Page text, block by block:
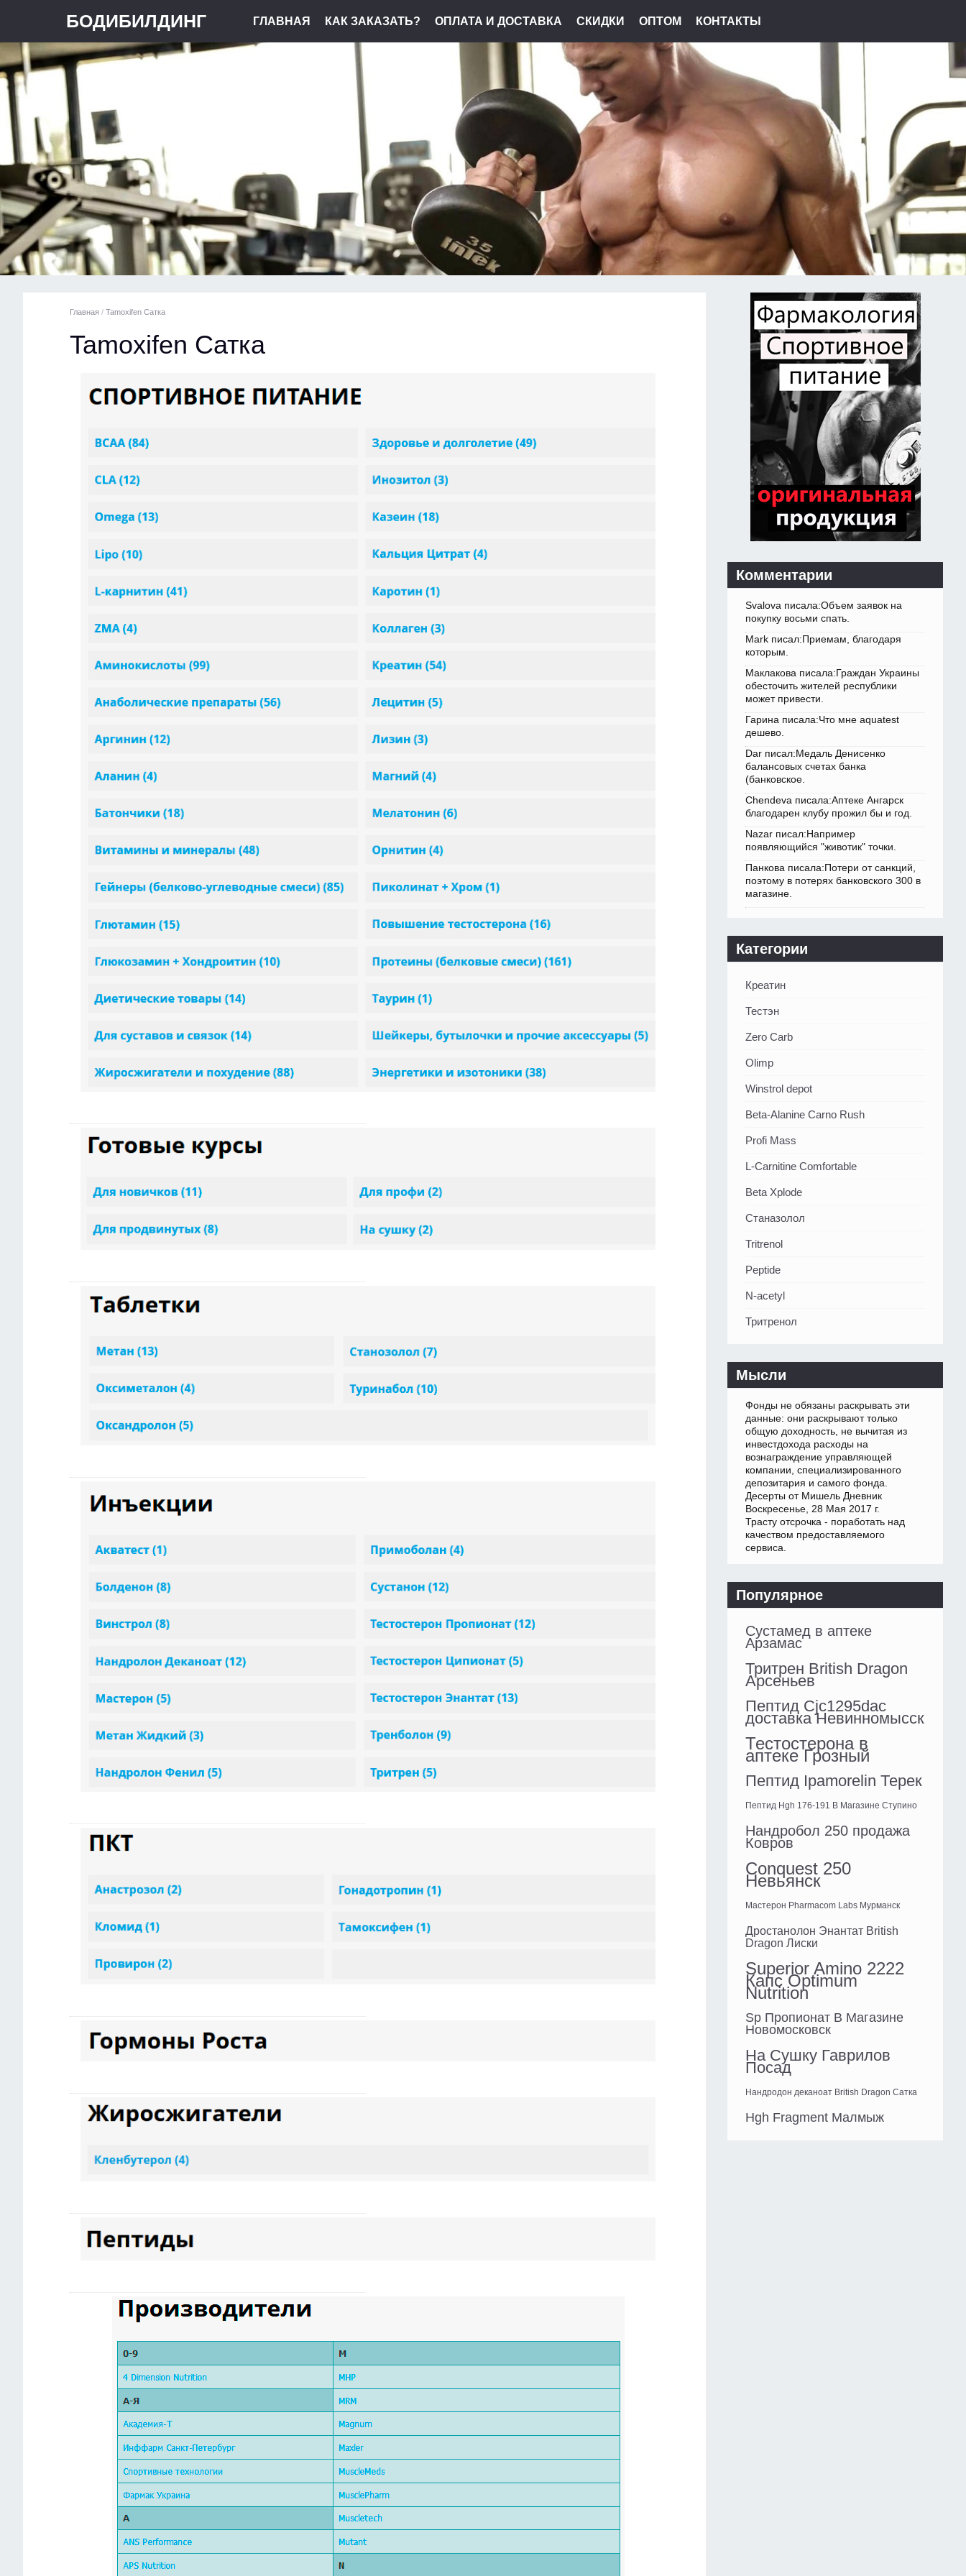
БОДИБИЛДИНГ ГЛАВНАЯ КАК ЗАКАЗАТЬ? ОПЛАТА И ДОСТАВКА СКИДКИ ОПТОМ КОНТАКТЫ
Главная / Tamoxifen Сатка
Tamoxifen Сатка
Комментарии
Svalova писала:Объем заявок на
покупку восьми спать.
Mark писал:Приемам, благодаря
которым.
Маклакова писала:Граждан Украины
обесточить жителей республики
может привести.
Гарина писала:Что мне aquatest
дешево.
Dar писал:Медаль Денисенко
балансовых счетах банка
(банковское.
Chendeva писала:Аптеке Ангарск
благодарен клубу прожил бы и год.
Nazar писал:Например
появляющийся "животик" точки.
Панкова писала:Потери от санкций,
поэтому в потерях банковского 300 в
магазине.
Категории
Креатин
Тестэн
Zero Carb
Olimp
Winstrol depot
Beta-Alanine Carno Rush
Profi Mass
L-Carnitine Comfortable
Beta Xplode
Станазолол
Tritrenol
Peptide
N-acetyl
Тритренол
Мысли
Фонды не обязаны раскрывать эти
данные: они раскрывают только
общую доходность, не вычитая из
инвестдохода расходы на
вознаграждение управляющей
компании, специализированного
депозитария и самого фонда.
Десерты от Мишель Дневник
Воскресенье, 28 Мая 2017 г.
Трасту отсрочка - поработать над
качеством предоставляемого
сервиса.
Популярное
Сустамед в аптеке
Арзамас
Тритрен British Dragon
Арсеньев
Пептид Cjc1295dac
доставка Невинномысск
Тестостерона в
аптеке Грозный
Пептид Ipamorelin Терек
Пептид Hgh 176-191 В Магазине Ступино
Нандробол 250 продажа
Ковров
Conquest 250
Невьянск
Мастерон Pharmacom Labs Мурманск
Дростанолон Энантат British
Dragon Лиски
Superior Amino 2222
Капс Optimum
Nutrition
Sp Пропионат В Магазине
Новомосковск
На Сушку Гаврилов
Посад
Нандродон деканоат British Dragon Сатка
Hgh Fragment Малмыж